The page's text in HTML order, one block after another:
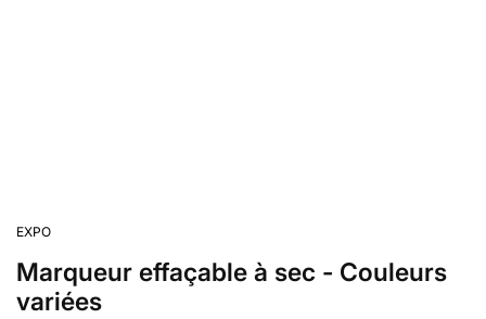
EXPO
Marqueur effaçable à sec - Couleurs
variées